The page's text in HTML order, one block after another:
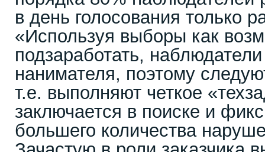
в день голосования только
«Используя выборы как
подзаработать, наблюдатели
нанимателя, поэтому
т.е. выполняют четкое
заключается в поиске и
большего количества